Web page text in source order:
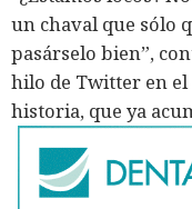
un chaval que sólo
pasárselo bien”,
hilo de Twitter en
historia, que ya